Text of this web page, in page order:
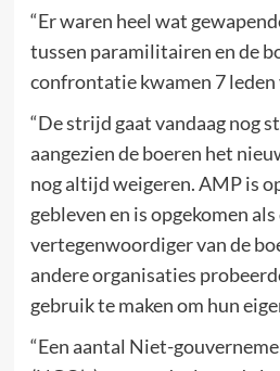
“Er waren heel wat
tussen paramilitairen en de
confrontatie kwamen 7 leden
“De strijd gaat vandaag nog
aangezien de boeren het
nog altijd weigeren. AMP is
gebleven en is opgekomen
vertegenwoordiger van de
andere organisaties
gebruik te maken om hun
“Een aantal Niet-